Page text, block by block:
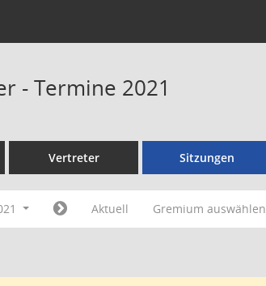
- Termine 2021
Vertreter Sitzungen
Aktuell Gremium auswählen